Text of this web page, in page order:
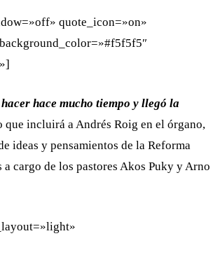
quote_icon=»on»
hace mucho tiempo y llegó la
incluirá a Andrés Roig en el órgano,
ideas y pensamientos de la Reforma
cargo de los pastores Akos Puky y Arno